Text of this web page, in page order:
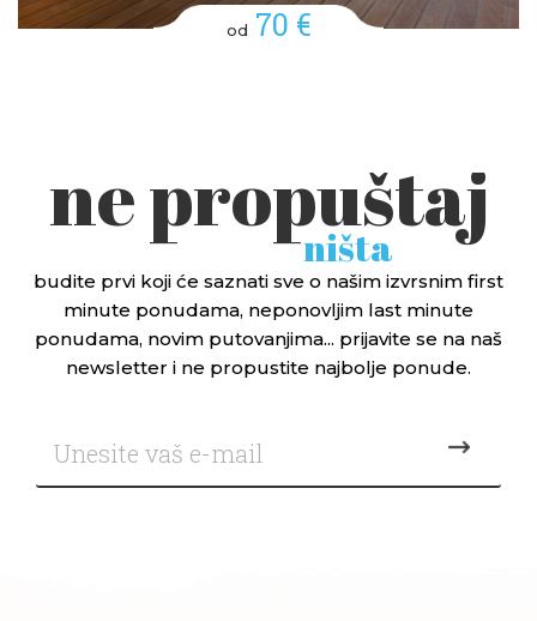
od 70 €
ne propuštaj
ništa
budite prvi koji će saznati sve o našim izvrsnim first
minute ponudama, neponovljim last minute
ponudama, novim putovanjima... prijavite se na naš
newsletter i ne propustite najbolje ponude.